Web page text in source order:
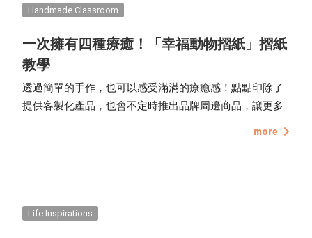
Handmade Classroom
一次擁有四種療癒！「幸福動物摺紙」摺紙
教學
透過簡單的手作，也可以感受滿滿的療癒感！點點印除了
提供客製化產品，也會不定時推出品牌周邊商品，讓更多
more
Life Inspirations